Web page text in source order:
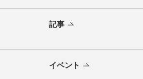
記事
イベント